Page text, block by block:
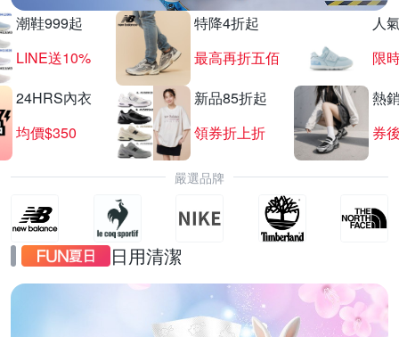
潮鞋999起
LINE送10%
特降4折起
最高再折五佰
人
限
24HRS內衣
均價$350
新品85折起
領券折上折
熱
券
嚴選品牌
日用清潔